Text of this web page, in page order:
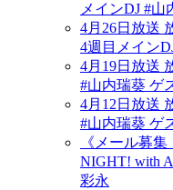
メインDJ #山
4月26日放送
4週目メイン
4月19日放送
#山内瑞葵 ゲ
4月12日放送
#山内瑞葵 ゲ
《メール募
NIGHT! with
彩永